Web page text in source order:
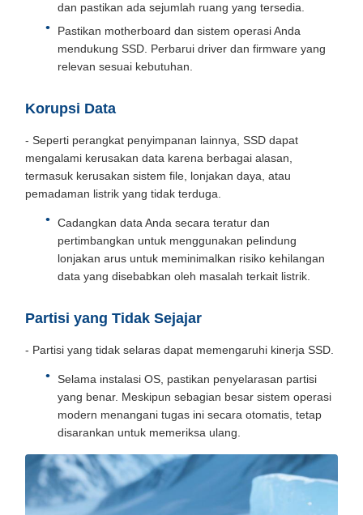
dan pastikan ada sejumlah ruang yang tersedia.
Pastikan motherboard dan sistem operasi Anda
mendukung SSD. Perbarui driver dan firmware yang
relevan sesuai kebutuhan.
Korupsi Data
- Seperti perangkat penyimpanan lainnya, SSD dapat
mengalami kerusakan data karena berbagai alasan,
termasuk kerusakan sistem file, lonjakan daya, atau
pemadaman listrik yang tidak terduga.
Cadangkan data Anda secara teratur dan
pertimbangkan untuk menggunakan pelindung
lonjakan arus untuk meminimalkan risiko kehilangan
data yang disebabkan oleh masalah terkait listrik.
Partisi yang Tidak Sejajar
- Partisi yang tidak selaras dapat memengaruhi kinerja SSD.
Selama instalasi OS, pastikan penyelarasan partisi
yang benar. Meskipun sebagian besar sistem operasi
modern menangani tugas ini secara otomatis, tetap
disarankan untuk memeriksa ulang.